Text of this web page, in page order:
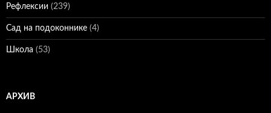
Рефлексии (239)
Сад на подоконнике (4)
Школа (53)
АРХИВ